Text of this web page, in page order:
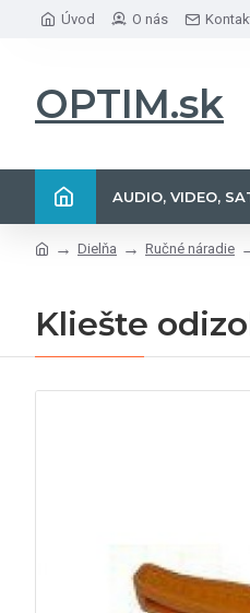
Úvod O nás
OPTIM.sk
AUDIO, VIDEO,
Dielňa Ručné náradie
Kliešte